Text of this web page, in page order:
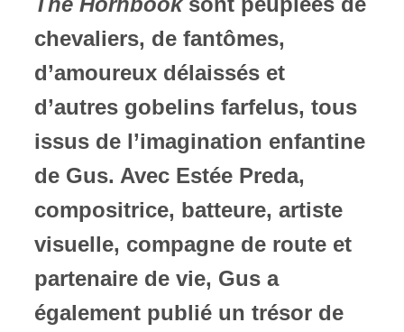
chevaliers, de fantômes,
d’amoureux délaissés et
d’autres gobelins farfelus, tous
issus de l’imagination enfantine
de Gus. Avec Estée Preda,
compositrice, batteure, artiste
visuelle, compagne de route et
partenaire de vie, Gus a
également publié un trésor de